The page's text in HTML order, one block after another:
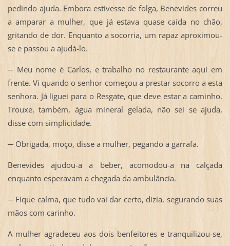
pedindo ajuda. Embora estivesse de folga, Benevides correu
a amparar a mulher, que já estava quase caída no chão,
gritando de dor. Enquanto a socorria, um rapaz aproximou-
se e passou a ajudá-lo.
─ Meu nome é Carlos, e trabalho no restaurante aqui em
frente. Vi quando o senhor começou a prestar socorro a esta
senhora. Já liguei para o Resgate, que deve estar a caminho.
Trouxe, também, água mineral gelada, não sei se ajuda,
disse com simplicidade.
─ Obrigada, moço, disse a mulher, pegando a garrafa.
Benevides ajudou-a a beber, acomodou-a na calçada
enquanto esperavam a chegada da ambulância.
─ Fique calma, que tudo vai dar certo, dizia, segurando suas
mãos com carinho.
A mulher agradeceu aos dois benfeitores e tranquilizou-se,